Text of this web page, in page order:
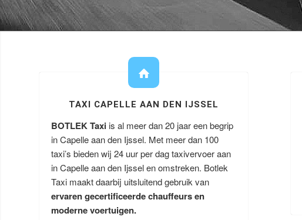
TAXI CAPELLE AAN DEN IJSSEL
BOTLEK Taxi is al meer dan 20 jaar een begrip
in Capelle aan den Ijssel. Met meer dan 100
taxi’s bieden wij 24 uur per dag taxivervoer aan
in Capelle aan den Ijssel en omstreken. Botlek
Taxi maakt daarbij uitsluitend gebruik van
ervaren gecertificeerde chauffeurs en
moderne voertuigen.